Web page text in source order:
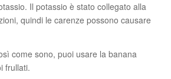
Il potassio è stato collegato alla
quindi le carenze possono causare
come sono, puoi usare la banana
frullati.